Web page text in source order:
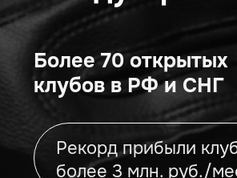
будешь зарабатывать
БЕЗ опыта работы
в данной нише
С поддержкой наших
специалистов